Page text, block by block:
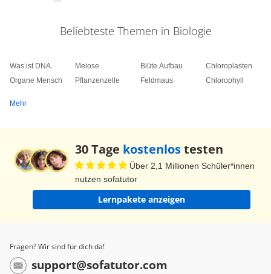
Beliebteste Themen in Biologie
Was ist DNA
Organe Mensch
Meiose
Pflanzenzelle
Blüte Aufbau
Feldmaus
Chloroplasten
Chlorophyll
Mehr
30 Tage kostenlostesten
Über 2,1 Millionen Schüler*innen
nutzen sofatutor
Lernpakete anzeigen
Fragen? Wir sind für dich da!
support@sofatutor.com